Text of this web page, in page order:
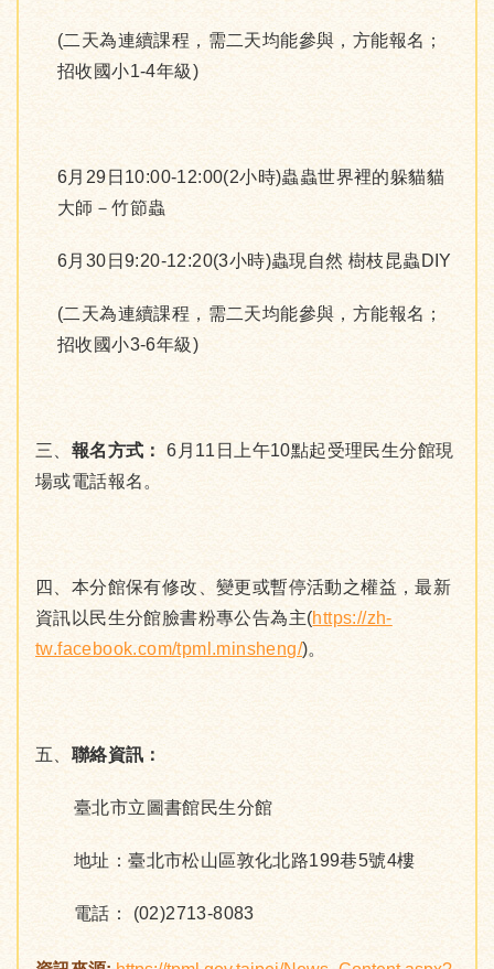
(二天為連續課程，需二天均能參與，方能報名；
招收國小1-4年級)
6月29日10:00-12:00(2小時)蟲蟲世界裡的躲貓貓
大師－竹節蟲
6月30日9:20-12:20(3小時)蟲現自然 樹枝昆蟲DIY
(二天為連續課程，需二天均能參與，方能報名；
招收國小3-6年級)
三、 報名方式：
6月11日上午10點起受理民生分館現
場或電話報名。
四、本分館保有修改、變更或暫停活動之權益，最新
資訊以民生分館臉書粉專公告為主(https://zh-
tw.facebook.com/tpml.minsheng/)。
五、 聯絡資訊：
臺北市立圖書館民生分館
地址：臺北市松山區敦化北路199巷5號4樓
電話： (02)2713-8083